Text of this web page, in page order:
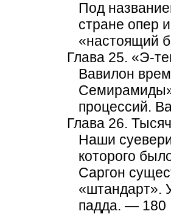
Под
стране опер
«настоящий
Глава 25. «Э-
Вавилон
процессий.
Глава 26.
Наши
которого
Саргон
«штандарт».
падда. — 180